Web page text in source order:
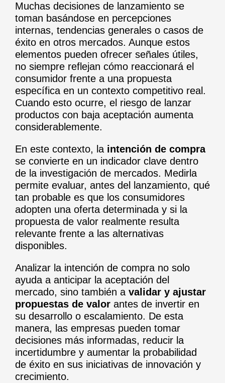
Muchas decisiones de lanzamiento se
toman basándose en percepciones
internas, tendencias generales o casos de
éxito en otros mercados. Aunque estos
elementos pueden ofrecer señales útiles,
no siempre reflejan cómo reaccionará el
consumidor frente a una propuesta
específica en un contexto competitivo real.
Cuando esto ocurre, el riesgo de lanzar
productos con baja aceptación aumenta
considerablemente.
En este contexto, la intención de compra
se convierte en un indicador clave dentro
de la investigación de mercados. Medirla
permite evaluar, antes del lanzamiento, qué
tan probable es que los consumidores
adopten una oferta determinada y si la
propuesta de valor realmente resulta
relevante frente a las alternativas
disponibles.
Analizar la intención de compra no solo
ayuda a anticipar la aceptación del
mercado, sino también a validar y ajustar
propuestas de valorantes de invertir en
su desarrollo o escalamiento. De esta
manera, las empresas pueden tomar
decisiones más informadas, reducir la
incertidumbre y aumentar la probabilidad
de éxito en sus iniciativas de innovación y
crecimiento.